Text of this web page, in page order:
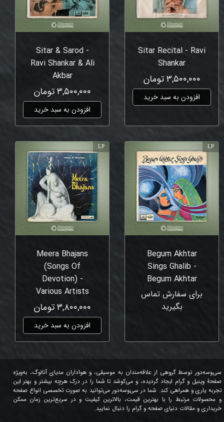
Sitar Recital - Ravi
Shankar
۳,۵۰۰,۰۰۰ تومان
افزودن به سبد خرید
Sitar & Sarod -
Ravi Shankar & Ali
Akbar
۳,۵۰۰,۰۰۰ تومان
افزودن به سبد خرید
Begum Akhtar
Sings Ghalib -
Begum Akhtar
برای سفارش تماس
بگیرید
LP
Meera Bhajans
(Songs Of
Devotion) -
Various Artists
۳,۸۰۰,۰۰۰ تومان
افزودن به سبد خرید
LP
سی‌وسه‌دور توسط گروهی از علاقه‌مندان به موسیقی، و هواداران مدیای آنالوگ، به‌ویژه
صفحۀ وینیل و گرام ایجاد گردیده، و می‌کوشد تا شما را در درک هرچه بیشتر و بهتر این
تجربه یاری و همراهی کند. شما در سی‌وسه‌دور می‌توانید به صورت تخصصی انواع صفحه
و محصولات مرتبط را با بهترین قیمت، بالاترین کیفیت و در سریع‌ترین زمان ممکن
خریداری و مقالات دنیای صفحه و گرام را دنبال نمایید.